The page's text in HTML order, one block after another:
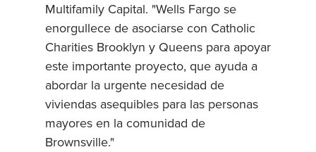
Multifamily Capital. "Wells Fargo se
enorgullece de asociarse con Catholic
Charities Brooklyn y Queens para apoyar
este importante proyecto, que ayuda a
abordar la urgente necesidad de
viviendas asequibles para las personas
mayores en la comunidad de
Brownsville."